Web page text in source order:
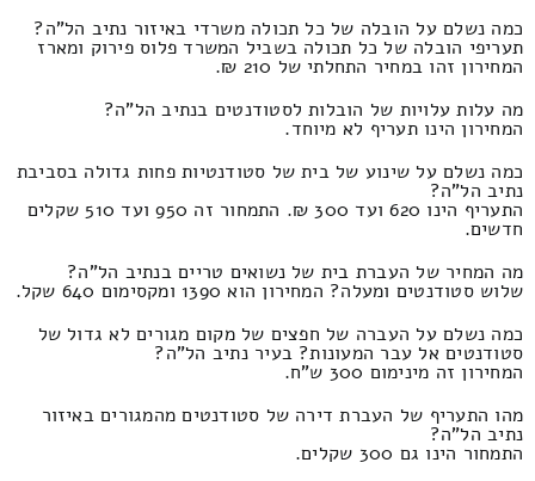
כמה נשלם על הובלה של כל תכולה משרדי באיזור נתיב הל"ה?
תעריפי הובלה של כל תכולה בשביל המשרד פלוס פירוק ומארז
המחירון זהו במחיר התחלתי של 210 ₪.
מה עלות עלויות של הובלות לסטודנטים בנתיב הל"ה?
המחירון הינו תעריף לא מיוחד.
כמה נשלם על שינוע של בית של סטודנטיות פחות גדולה בסביבת
נתיב הל"ה?
התעריף הינו 620 ועד 300 ₪. התמחור זה 950 ועד 510 שקלים
חדשים.
מה המחיר של העברת בית של נשואים טריים בנתיב הל"ה?
שלוש סטודנטים ומעלה? המחירון הוא 1390 ומקסימום 640 שקל.
כמה נשלם על העברה של חפצים של מקום מגורים לא גדול של
סטודנטים אל עבר המעונות? בעיר נתיב הל"ה?
המחירון זה מינימום 300 ש"ח.
מהו התעריף של העברת דירה של סטודנטים מהמגורים באיזור
נתיב הל"ה?
התמחור הינו גם 300 שקלים.